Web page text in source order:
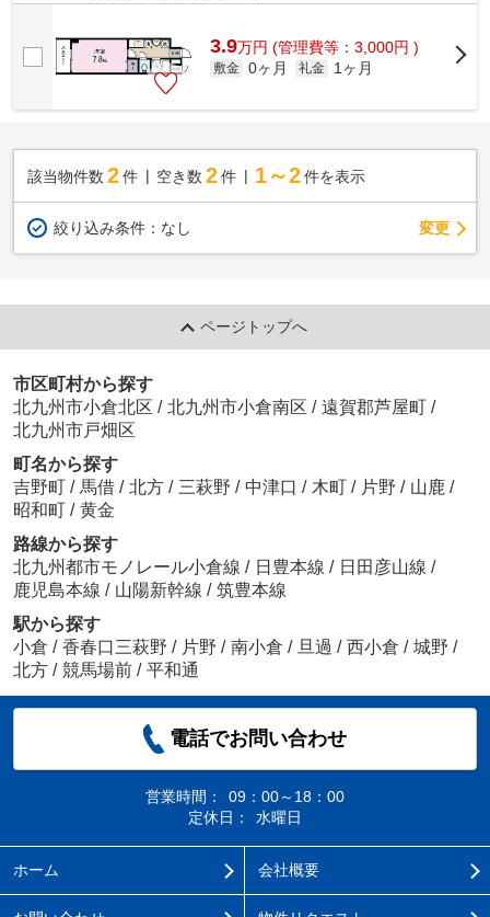
3.9万円 (管理費等：3,000円 )
敷金 0ヶ月 礼金 1ヶ月
該当物件数 2件 空き数 2 件 1～2 件を表示
絞り込み条件： なし 変更
ページトップへ
市区町村から探す
北九州市小倉北区 / 北九州市小倉南区 / 遠賀郡芦屋町 /
北九州市戸畑区
町名から探す
吉野町 / 馬借 / 北方 / 三萩野 / 中津口 / 木町 / 片野 / 山鹿 /
昭和町 / 黄金
路線から探す
北九州都市モノレール小倉線 / 日豊本線 / 日田彦山線 /
鹿児島本線 / 山陽新幹線 / 筑豊本線
駅から探す
小倉 / 香春口三萩野 / 片野 / 南小倉 / 旦過 / 西小倉 / 城野 /
北方 / 競馬場前 / 平和通
電話でお問い合わせ
営業時間：
09：00～18：00
定休日：
水曜日
ホーム 会社概要